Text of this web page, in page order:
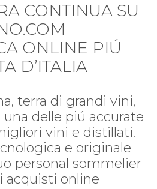
CONTINUA SU
ONLINE PIÚ
D’ITALIA
terra di grandi vini,
delle piú accurate
vini e distillati.
e originale
personal sommelier
acquisti online